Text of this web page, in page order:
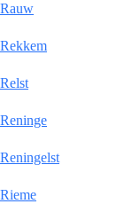
Rauw
Rekkem
Relst
Reninge
Reningelst
Rieme